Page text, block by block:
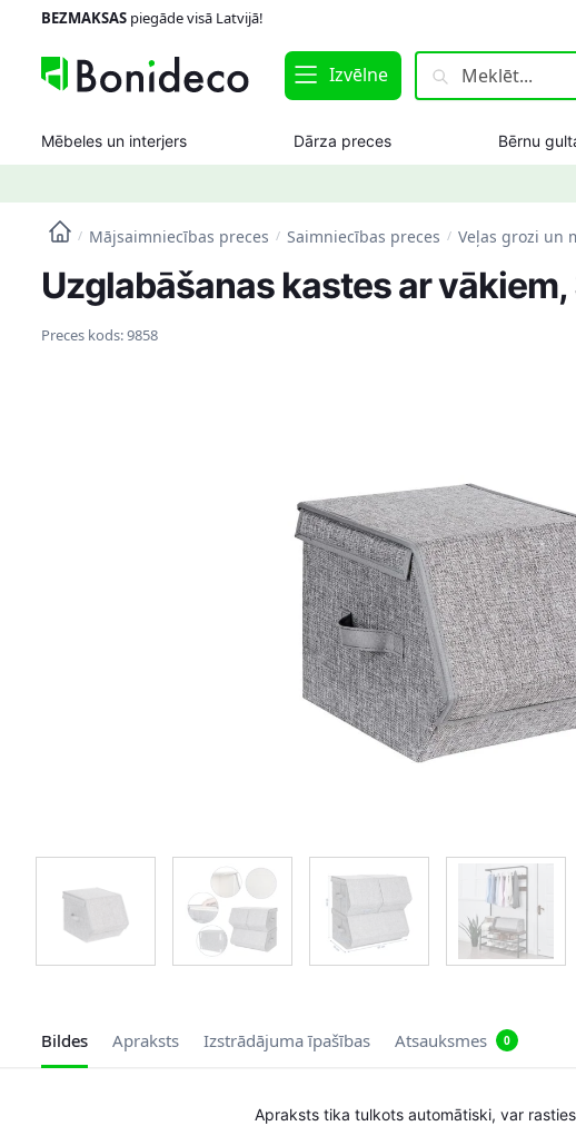
navigation
content
BEZMAKSASpiegāde visā Latvijā!
Izvēlne
Meklēt:
Mēbeles un interjers Dārza preces Bērnu
/ Mājsaimniecības preces / Saimniecības preces / Veļas grozi un
Uzglabāšanas kastes ar vākiem,
Preces kods:9858
Bildes Apraksts Izstrādājuma īpašības Atsauksmes 0
Apraksts tika tulkots automātiski, var